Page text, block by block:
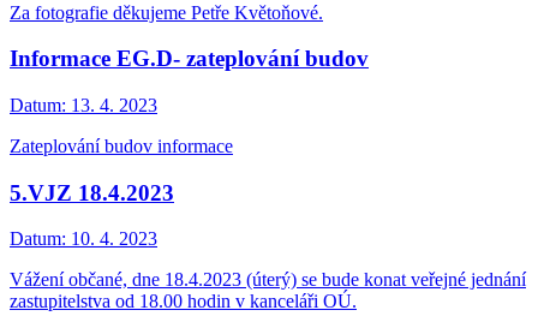
Za fotografie děkujeme Petře Květoňové.
Informace EG.D- zateplování budov
Datum: 13. 4. 2023
Zateplování budov informace
5.VJZ 18.4.2023
Datum: 10. 4. 2023
Vážení občané, dne 18.4.2023 (úterý) se bude konat veřejné jednání
zastupitelstva od 18.00 hodin v kanceláři OÚ.